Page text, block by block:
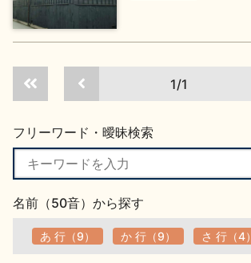
季節の商品 イベント情報
地酒蔵元会WEB展示会
1/1
フリーワード・曖昧検索
名前（50音）から探す
あ 行（9） か 行（9） さ 行（4）